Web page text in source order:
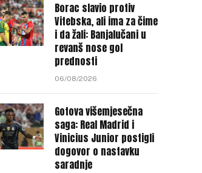
Borac slavio protiv
Vitebska, ali ima za čime
i da žali: Banjalučani u
revanš nose gol
prednosti
06/08/2026
Gotova višemjesečna
saga: Real Madrid i
Vinicius Junior postigli
dogovor o nastavku
saradnje